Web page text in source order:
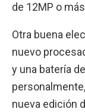
de 12MP o
Otra buena
nuevo
y una batería
nueva edición